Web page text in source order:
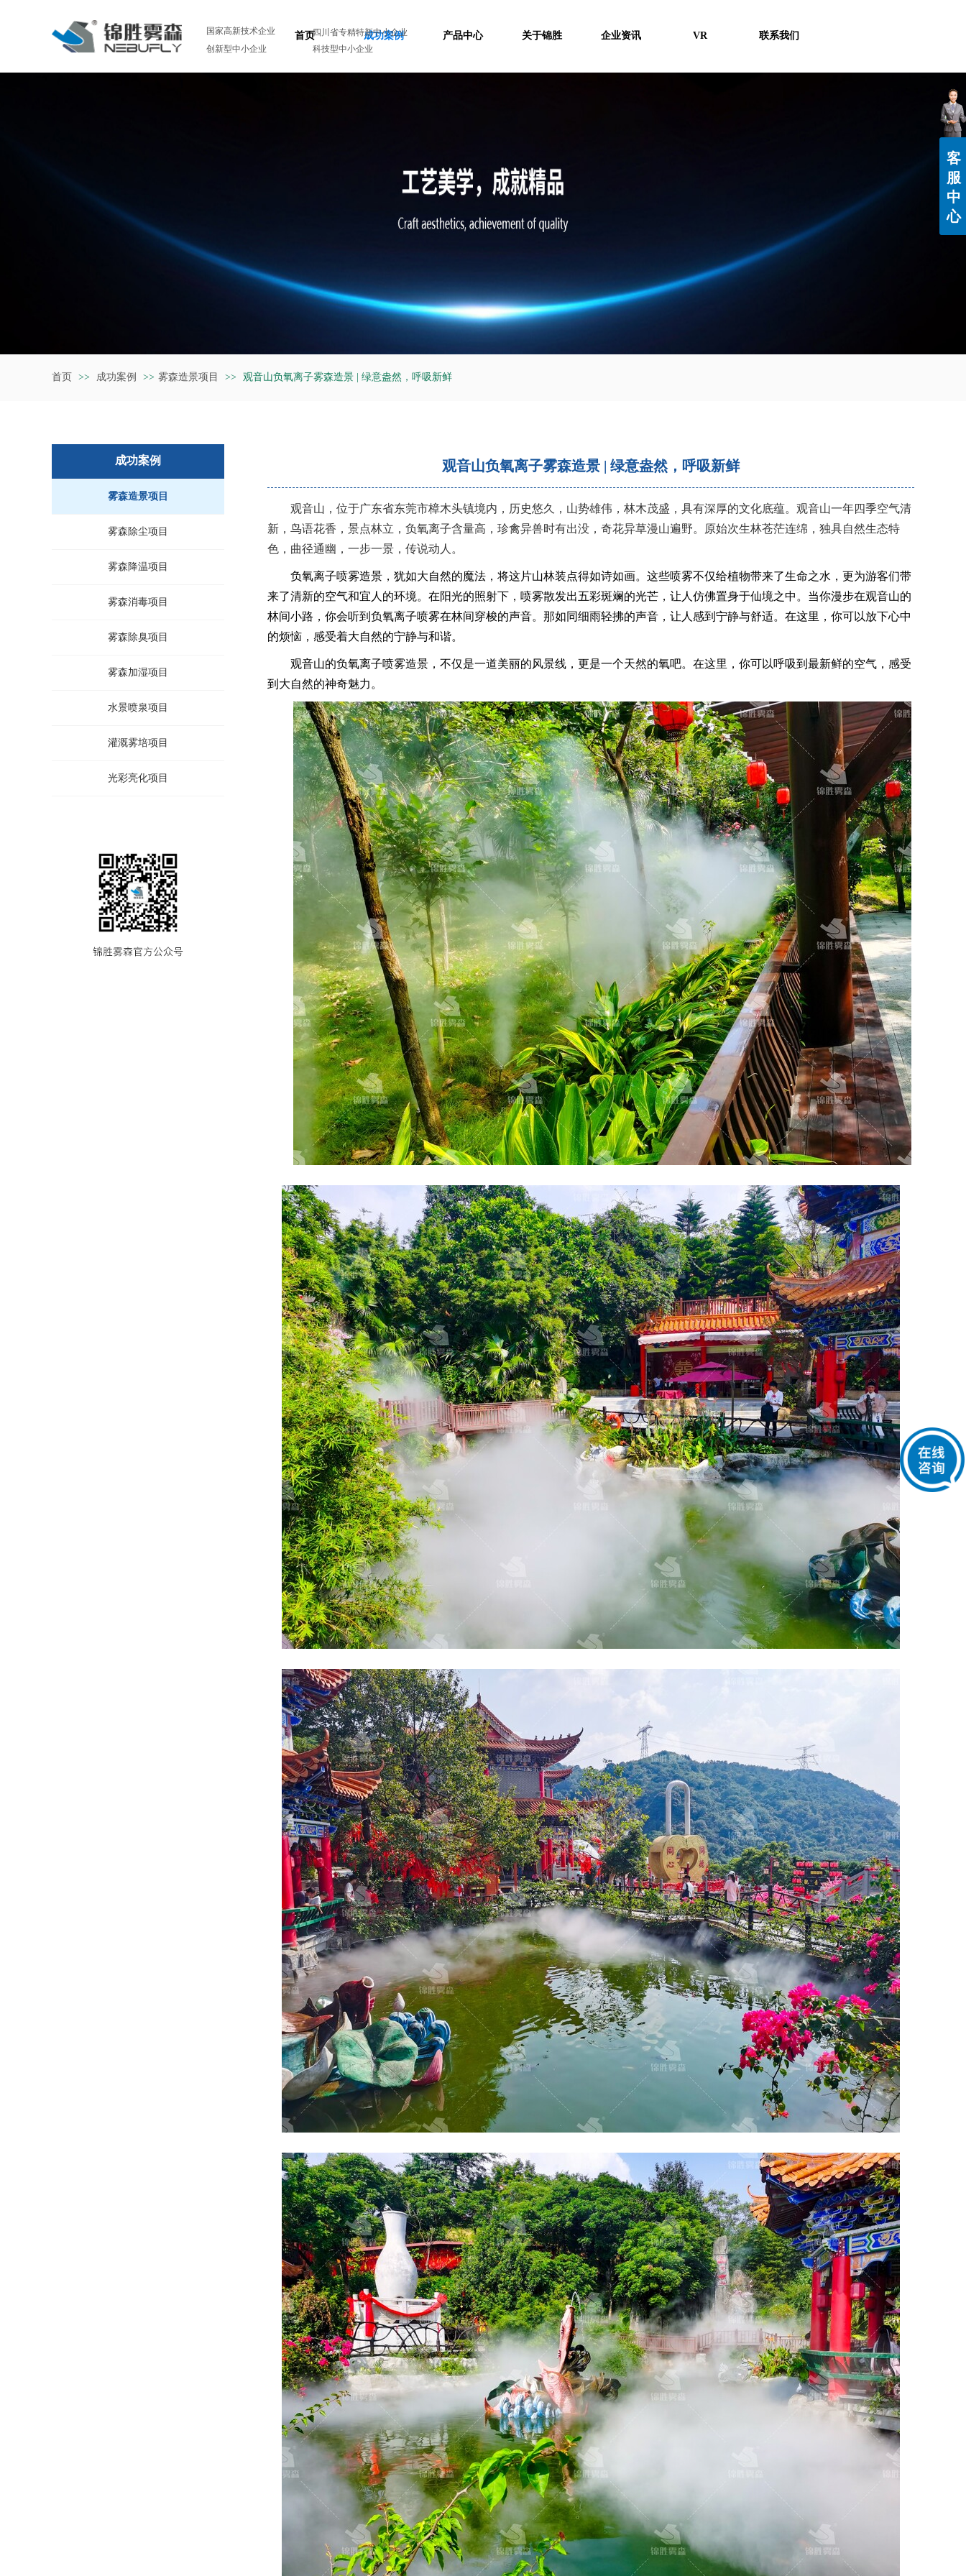
国家高新技术企业
四川省专精特新中小企业
创新型中小企业
科技型中小企业
首页 成功案例 产品中心 关于锦胜 企业资讯 VR 联系我们
首页 >> 成功案例 >> 雾森造景项目 >> 观音山负氧离子雾森造景 | 绿意盎然，呼吸新鲜
成功案例
雾森造景项目
雾森除尘项目
雾森降温项目
雾森消毒项目
雾森除臭项目
雾森加湿项目
水景喷泉项目
灌溉雾培项目
光彩亮化项目
观音山负氧离子雾森造景 | 绿意盎然，呼吸新鲜
观音山，位于广东省东莞市樟木头镇境内，历史悠久，山势雄伟，林木茂盛，具有深厚的文化底蕴。观音山一年四季空气清
新，鸟语花香，景点林立，负氧离子含量高，珍禽异兽时有出没，奇花异草漫山遍野。原始次生林苍茫连绵，独具自然生态特
色，曲径通幽，一步一景，传说动人。
负氧离子喷雾造景，犹如大自然的魔法，将这片山林装点得如诗如画。这些喷雾不仅给植物带来了生命之水，更为游客们带
来了清新的空气和宜人的环境。在阳光的照射下，喷雾散发出五彩斑斓的光芒，让人仿佛置身于仙境之中。当你漫步在观音山的
林间小路，你会听到负氧离子喷雾在林间穿梭的声音。那如同细雨轻拂的声音，让人感到宁静与舒适。在这里，你可以放下心中
的烦恼，感受着大自然的宁静与和谐。
观音山的负氧离子喷雾造景，不仅是一道美丽的风景线，更是一个天然的氧吧。在这里，你可以呼吸到最新鲜的空气，感受
到大自然的神奇魅力。
客
服
中
心